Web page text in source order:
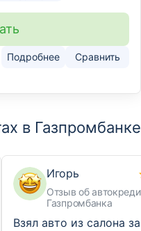
Подробнее Сравнить
в Газпромбанке
Игорь
Отзыв об
Газпромбанка
Взял авто из салона